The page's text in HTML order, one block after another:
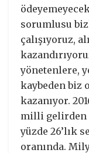
sorumlusu
çalışıyoruz,
yönetenlere,
kaybeden biz
kazanıyor.
milli gelirden
yüzde 26’lık
oranında.